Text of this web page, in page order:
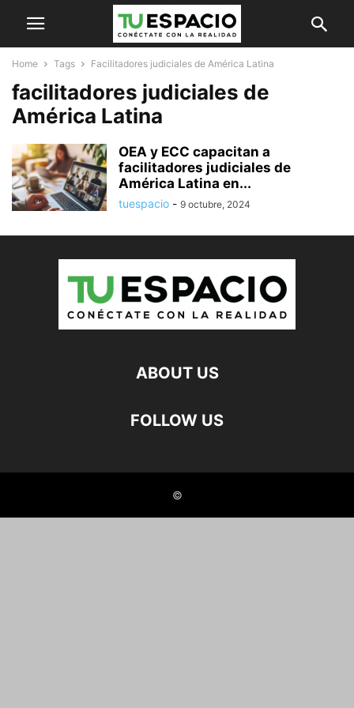
Home Tags Facilitadores judiciales de América Latina
facilitadores judiciales de
América Latina
OEA y ECC capacitan a
facilitadores judiciales de
América Latina en...
tuespacio - 9 octubre, 2024
ABOUT US
FOLLOW US
©